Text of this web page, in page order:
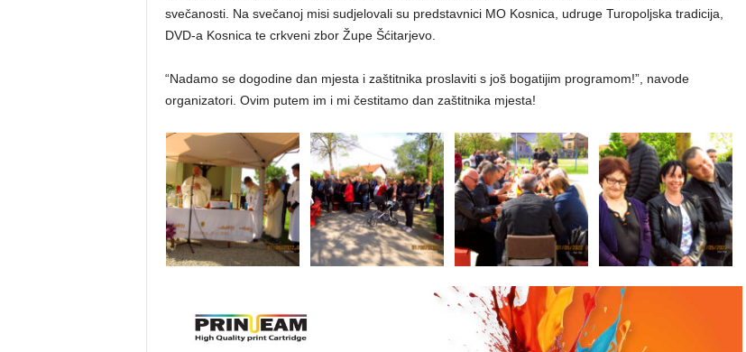
svečanosti. Na svečanoj misi sudjelovali su predstavnici MO Kosnica, udruge Turopoljska tradicija,
DVD-a Kosnica te crkveni zbor Župe Šćitarjevo.
“Nadamo se dogodine dan mjesta i zaštitnika proslaviti s još bogatijim programom!”, navode
organizatori. Ovim putem im i mi čestitamo dan zaštitnika mjesta!